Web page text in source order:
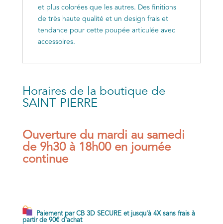
et plus colorées que les autres. Des finitions
de très haute qualité et un design frais et
tendance pour cette poupée articulée avec
accessoires.
Horaires de la boutique de
SAINT PIERRE
Ouverture du mardi au samedi
de 9h30 à 18h00 en journée
continue
Paiement par CB 3D SECURE et jusqu'à 4X sans frais à
partir de 90€ d'achat